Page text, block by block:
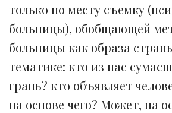
только по месту съемку
больницы), обобщающей
больницы как образа
тематике: кто из нас
грань? кто объявляет
на основе чего? Может, на